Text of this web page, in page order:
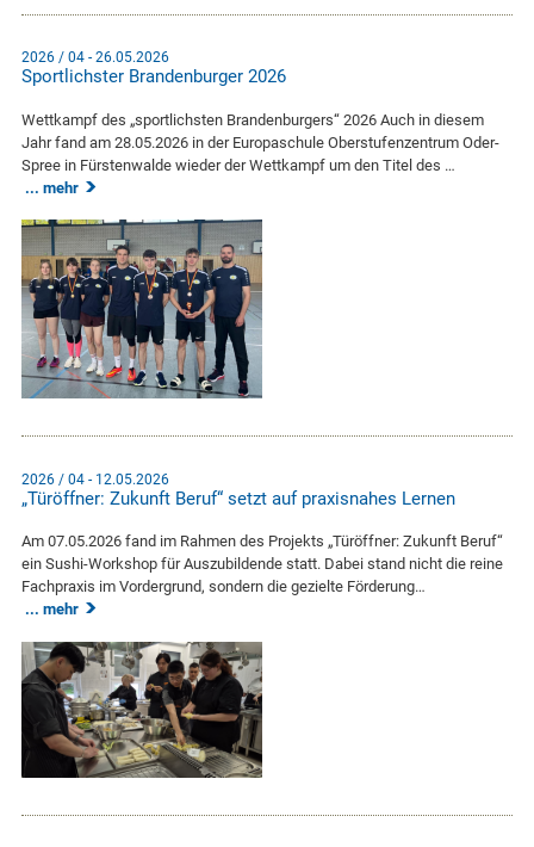
2026 / 04 - 26.05.2026
Sportlichster Brandenburger 2026
Wettkampf des „sportlichsten Brandenburgers“ 2026 Auch in diesem
Jahr fand am 28.05.2026 in der Europaschule Oberstufenzentrum Oder-
Spree in Fürstenwalde wieder der Wettkampf um den Titel des …
mehr
2026 / 04 - 12.05.2026
„Türöffner: Zukunft Beruf“ setzt auf praxisnahes Lernen
Am 07.05.2026 fand im Rahmen des Projekts „Türöffner: Zukunft Beruf“
ein Sushi-Workshop für Auszubildende statt. Dabei stand nicht die reine
Fachpraxis im Vordergrund, sondern die gezielte Förderung…
mehr